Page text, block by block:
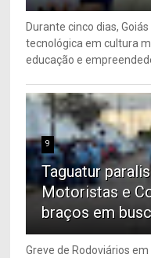
Durante cinco dias,
tecnológica em cultura
educação e
9
Taguatur
Motoristas e
braços em
Greve de Rodoviários